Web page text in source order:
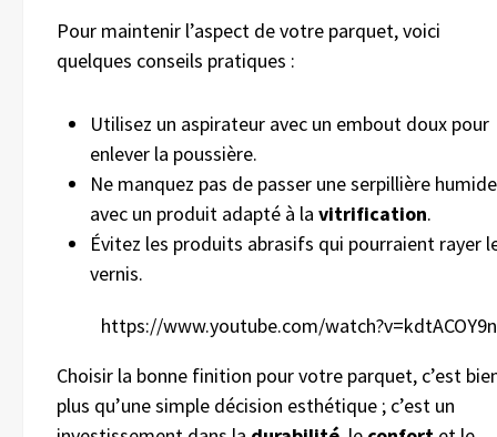
Pour maintenir l’aspect de votre parquet, voici
quelques conseils pratiques :
Utilisez un aspirateur avec un embout doux pour
enlever la poussière.
Ne manquez pas de passer une serpillière humide
avec un produit adapté à la vitrification.
Évitez les produits abrasifs qui pourraient rayer
vernis.
https://www.youtube.com/
Choisir la bonne finition pour votre parquet, c’est
plus qu’une simple décision esthétique ; c’est un